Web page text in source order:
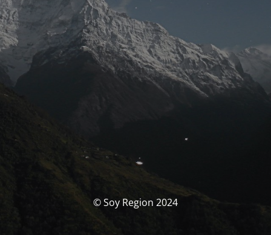
© Soy Region 2024